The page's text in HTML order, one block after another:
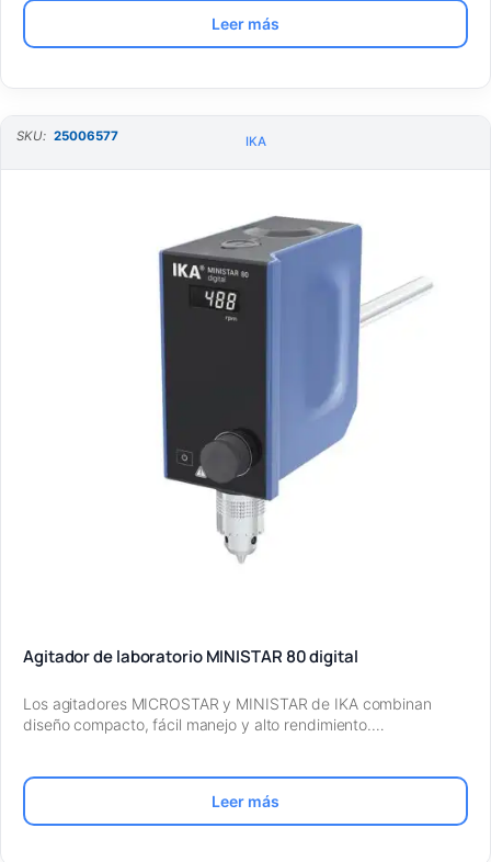
Leer más
SKU: 25006577 IKA
Agitador de laboratorio MINISTAR 80 digital
Los agitadores MICROSTAR y MINISTAR de IKA combinan
diseño compacto, fácil manejo y alto rendimiento.…
Leer más